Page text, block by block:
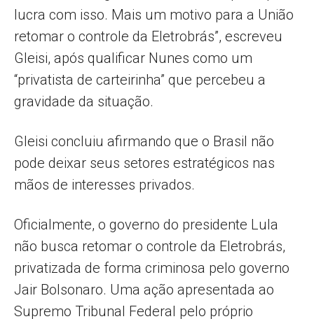
lucra com isso. Mais um motivo para a União
retomar o controle da Eletrobrás”, escreveu
Gleisi, após qualificar Nunes como um
“privatista de carteirinha” que percebeu a
gravidade da situação.
Gleisi concluiu afirmando que o Brasil não
pode deixar seus setores estratégicos nas
mãos de interesses privados.
Oficialmente, o governo do presidente Lula
não busca retomar o controle da Eletrobrás,
privatizada de forma criminosa pelo governo
Jair Bolsonaro. Uma ação apresentada ao
Supremo Tribunal Federal pelo próprio